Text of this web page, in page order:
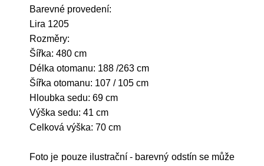
Barevné provedení:
Lira 1205
Rozměry:
Šířka: 480 cm
Délka otomanu: 188 /263 cm
Šířka otomanu: 107 / 105 cm
Hloubka sedu: 69 cm
Výška sedu: 41 cm
Celková výška: 70 cm
Foto je pouze ilustrační - barevný odstín se může